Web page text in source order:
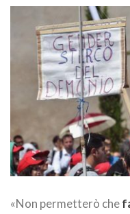
«Non permetterò che